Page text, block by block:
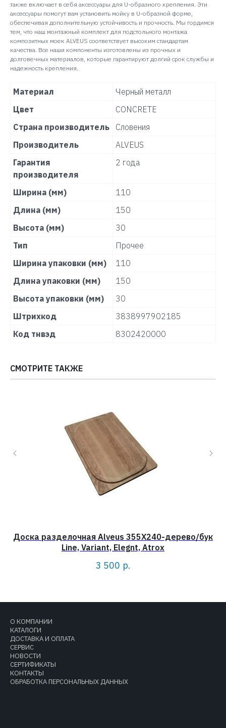
также включает в себя аксессуары для U-образного крепления. Эти
аксессуары помогут вам установить мойку в U-образной форме,
обеспечивая дополнительную устойчивость и прочность. Мы гордимся
тем, что наш монтажный комплект для подстольного монтажа
композитных моек ALVEUS соответствует высоким стандартам
качества. Все наши компоненты изготовлены из прочных и
долговечных материалов, которые гарантируют долгий срок службы и
надежность крепления.
Материал
Черный металл
Цвет
CONCRETE
Страна производитель
Словения
Производитель
ALVEUS
Гарантия
производителя
2 года
Ширина (мм)
110
Длина (мм)
150
Высота (мм)
30
Тип
Прочее
Ширина упаковки (мм)
110
Длина упаковки (мм)
150
Высота упаковки (мм)
30
Штрихкод
3838997902185
Код тнвэд
8302420000
СМОТРИТЕ ТАКЖЕ
Доска разделочная Alveus 355X240-дерево/бук
Line, Variant, Elegnt, Atrox
3 500 р.
О КОМПАНИИ
КАТАЛОГИ
ДОСТАВКА И ОПЛАТА
СЕРВИС
НОВОСТИ
СЕРТИФИКАТЫ
КОНТАКТЫ
ОБРАБОТКА ПЕРСОНАЛЬНЫХ ДАННЫХ